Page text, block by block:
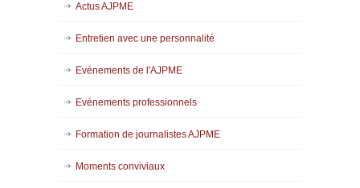
Actus AJPME
Entretien avec une personnalité
Evénements de l'AJPME
Evénements professionnels
Formation de journalistes AJPME
Moments conviviaux